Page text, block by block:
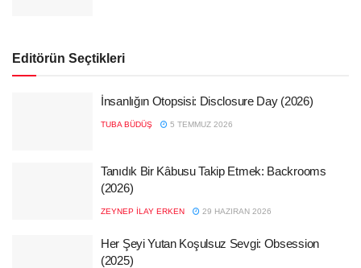
Editörün Seçtikleri
İnsanlığın Otopsisi: Disclosure Day (2026)
TUBA BÜDÜŞ 5 TEMMUZ 2026
Tanıdık Bir Kâbusu Takip Etmek: Backrooms
(2026)
ZEYNEP İLAY ERKEN 29 HAZIRAN 2026
Her Şeyi Yutan Koşulsuz Sevgi: Obsession
(2025)